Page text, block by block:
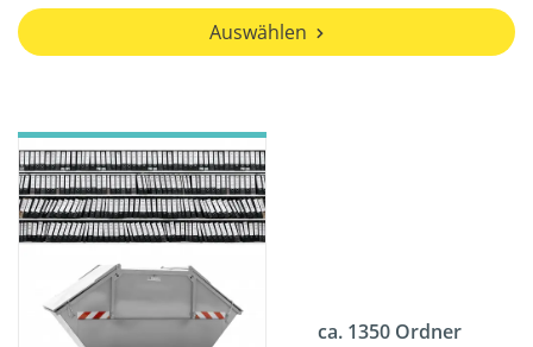
Auswählen
ca. 1350 Ordner